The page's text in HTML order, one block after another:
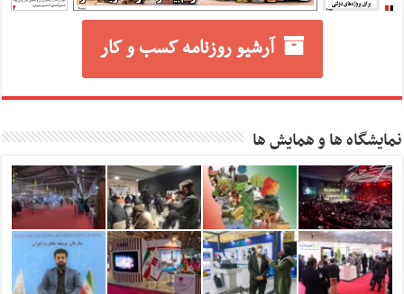
آرشیو روزنامه کسب و کار
نمایشگاه ها و همایش ها